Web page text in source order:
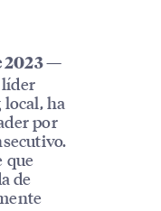
2023 —
ha
por
que
de